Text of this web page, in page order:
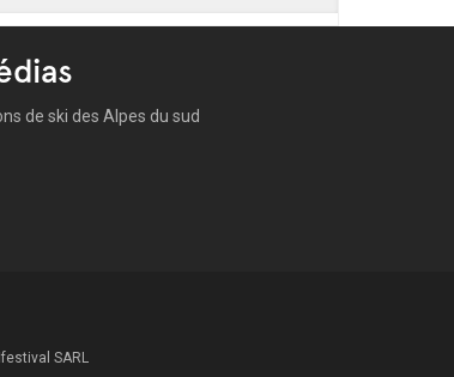
de ski des Alpes du sud
SARL